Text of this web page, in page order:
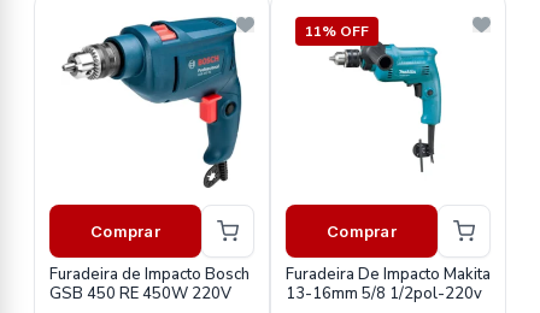
Comprar
Furadeira de Impacto Bosch
GSB 450 RE 450W 220V
11% OFF
Comprar
Furadeira De Impacto Makita
13-16mm 5/8 1/2pol-220v